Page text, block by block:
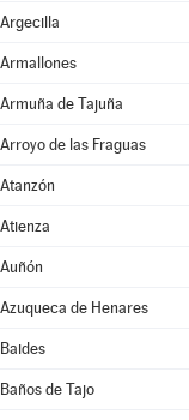
Argecilla
Armallones
Armuña de Tajuña
Arroyo de las Fraguas
Atanzón
Atienza
Auñón
Azuqueca de Henares
Baides
Baños de Tajo